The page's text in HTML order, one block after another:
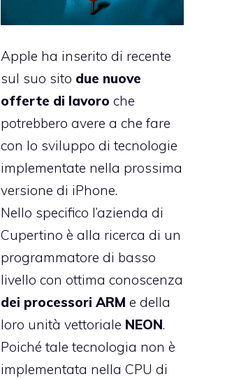
Apple ha inserito di recente
sul suo sito due nuove
offerte di lavoro che
potrebbero avere a che fare
con lo sviluppo di tecnologie
implementate nella prossima
versione di iPhone.
Nello specifico l’azienda di
Cupertino è alla ricerca di un
programmatore di basso
livello con ottima conoscenza
dei processori ARM e della
loro unità vettoriale NEON.
Poiché tale tecnologia non è
implementata nella CPU di